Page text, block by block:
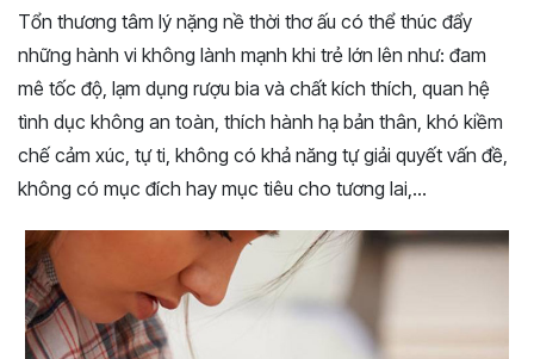
Tổn thương tâm lý nặng nề thời thơ ấu có thể thúc đẩy
những hành vi không lành mạnh khi trẻ lớn lên như: đam
mê tốc độ, lạm dụng rượu bia và chất kích thích, quan hệ
tình dục không an toàn, thích hành hạ bản thân, khó kiềm
chế cảm xúc, tự ti, không có khả năng tự giải quyết vấn đề,
không có mục đích hay mục tiêu cho tương lai,…